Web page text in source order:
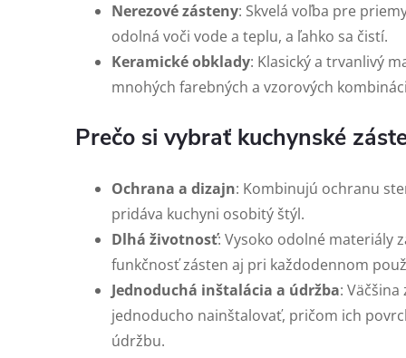
Nerezové zásteny: Skvelá voľba pre
odolná voči vode a teplu, a ľahko sa čistí.
Keramické obklady: Klasický a trvanlivý
mnohých farebných a vzorových
Prečo si vybrať kuchynské
Ochrana a dizajn: Kombinujú ochranu
pridáva kuchyni osobitý štýl.
Dlhá životnosť: Vysoko odolné materiály
funkčnosť zásten aj pri každodennom
Jednoduchá inštalácia a údržba:
jednoducho nainštalovať, pričom ich
údržbu.